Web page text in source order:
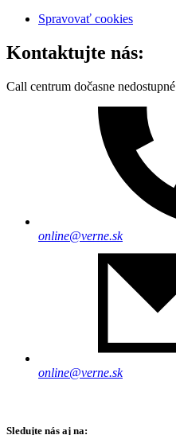
Spravovať cookies
Kontaktujte nás:
Call centrum dočasne nedostupné
online@verne.sk
online@verne.sk
Sledujte nás aj na: